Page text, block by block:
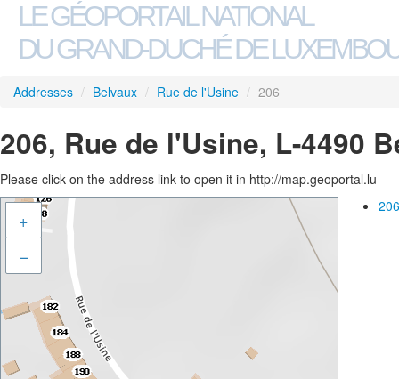
LE GÉOPORTAIL NATIONAL
DU GRAND-DUCHÉ DE
Addresses / Belvaux / Rue de l'Usine / 206
206, Rue de l'Usine, L-4490
Please click on the address link to open it in http://map.geoportal.lu
+
–